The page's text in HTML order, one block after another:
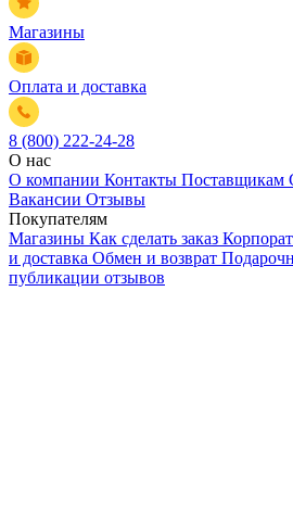
Магазины
Оплата и доставка
8 (800) 222-24-28
О нас
О компании Контакты Поставщикам
Вакансии Отзывы
Покупателям
Магазины Как сделать заказ
и доставка Обмен и возврат
публикации отзывов